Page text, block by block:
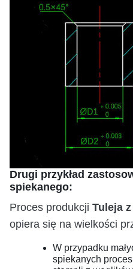
Drugi przykład
spiekanego:
Proces produkcji Tuleja
opiera się na wielkości
W przypadku
spiekanych